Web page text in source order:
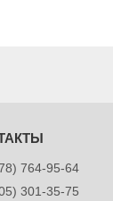
764-95-64
301-35-75